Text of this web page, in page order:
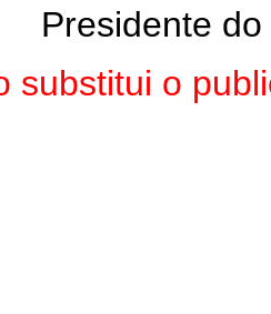
Presidente
substitui o